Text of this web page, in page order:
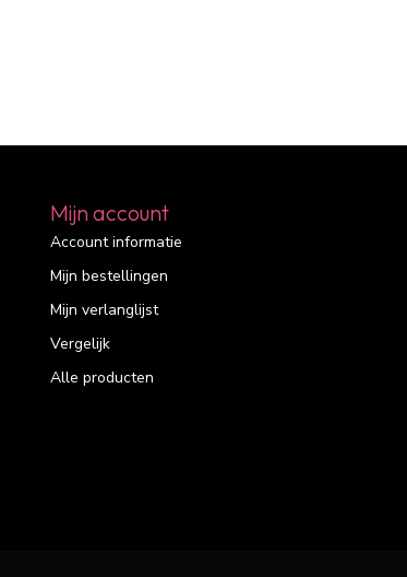
Mijn account
Account informatie
Mijn bestellingen
Mijn verlanglijst
Vergelijk
Alle producten